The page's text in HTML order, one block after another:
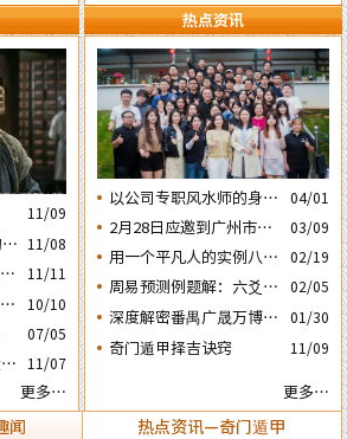
11/09
11/08
11/11
10/10
07/05
11/07
更多…
热点资讯
以公司专职风水师的身份
应邀出席《星橙网络科技
公司》成立5周年庆典
04/01
2月28日应邀到广州市黄
埔区为朋友的亲戚堪舆住
房风水
03/09
用一个平凡人的实例八字
论断2026马年的流年运势
02/19
周易预测例题解：六爻占
卜2026年流年运势卦象分
析
02/05
深度解密番禺广晟万博中
心写字楼商铺商业不竞气
的风水原因
01/30
奇门遁甲择吉诀窍 11/09
更多…
闻 热点资讯—奇门遁甲